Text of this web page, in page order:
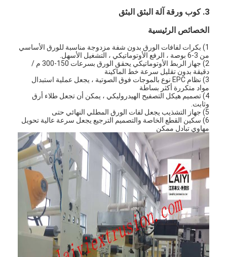
3. كوب ورقة آلة البثق البثق
الخصائص الرئيسية
1) بكرات لفافات الورق بدون شفة مزدوجة مناسبة للورق الأساسي
من 3-6 بوصة ، الرفع الأوتوماتيكي ، التشغيل الأسهل.
2) جهاز الربط الأوتوماتيكي يحقق الورق بسرعات 150-300 م /
دقيقة بدون تقليل سرعة خط الماكينة
3) نظام EPC نوع بالموجات فوق الصوتية ، يجعل عملية استبدال
مواد متكررة أكثر بساطة
4) تصميم هيكل التصفيح الهيدروليكي ، يمكن أن تجعل طلاء أرق
وثابت.
5) جهاز التشذيب يجعل لفات الورق المطلي النهائي حتى
6) سكين القطع الخاصة والتصميم الترجيع يجعل سرعة عالية تحويل
مهاوي تبادل ممكن